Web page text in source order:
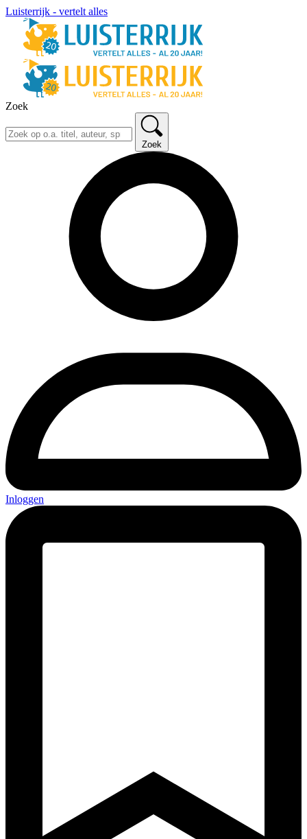
Luisterrijk - vertelt alles
Zoek
Zoek
Inloggen